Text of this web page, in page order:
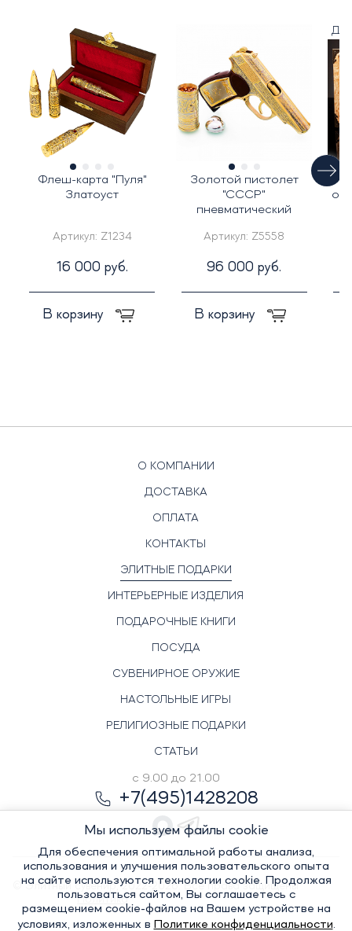
Флеш-карта "Пуля"
Златоуст
Артикул: Z1234
16 000 руб.
В корзину
Золотой пистолет
"СССР"
пневматический
Артикул: Z5558
96 000 руб.
В корзину
О КОМПАНИИ
ДОСТАВКА
ОПЛАТА
КОНТАКТЫ
ЭЛИТНЫЕ ПОДАРКИ
ИНТЕРЬЕРНЫЕ ИЗДЕЛИЯ
ПОДАРОЧНЫЕ КНИГИ
ПОСУДА
СУВЕНИРНОЕ ОРУЖИЕ
НАСТОЛЬНЫЕ ИГРЫ
РЕЛИГИОЗНЫЕ ПОДАРКИ
СТАТЬИ
с 9.00 до 21.00
+7(495)1428208
© Элитный сувенир, 2022-2026. Все права защищены
Политика
Мы используем файлы cookie
Для обеспечения оптимальной работы анализа,
использования и улучшения пользовательского опыта
на сайте используются технологии cookie. Продолжая
пользоваться сайтом, Вы соглашаетесь с
размещением cookie-файлов на Вашем устройстве на
условиях, изложенных в Политике конфиденциальности.